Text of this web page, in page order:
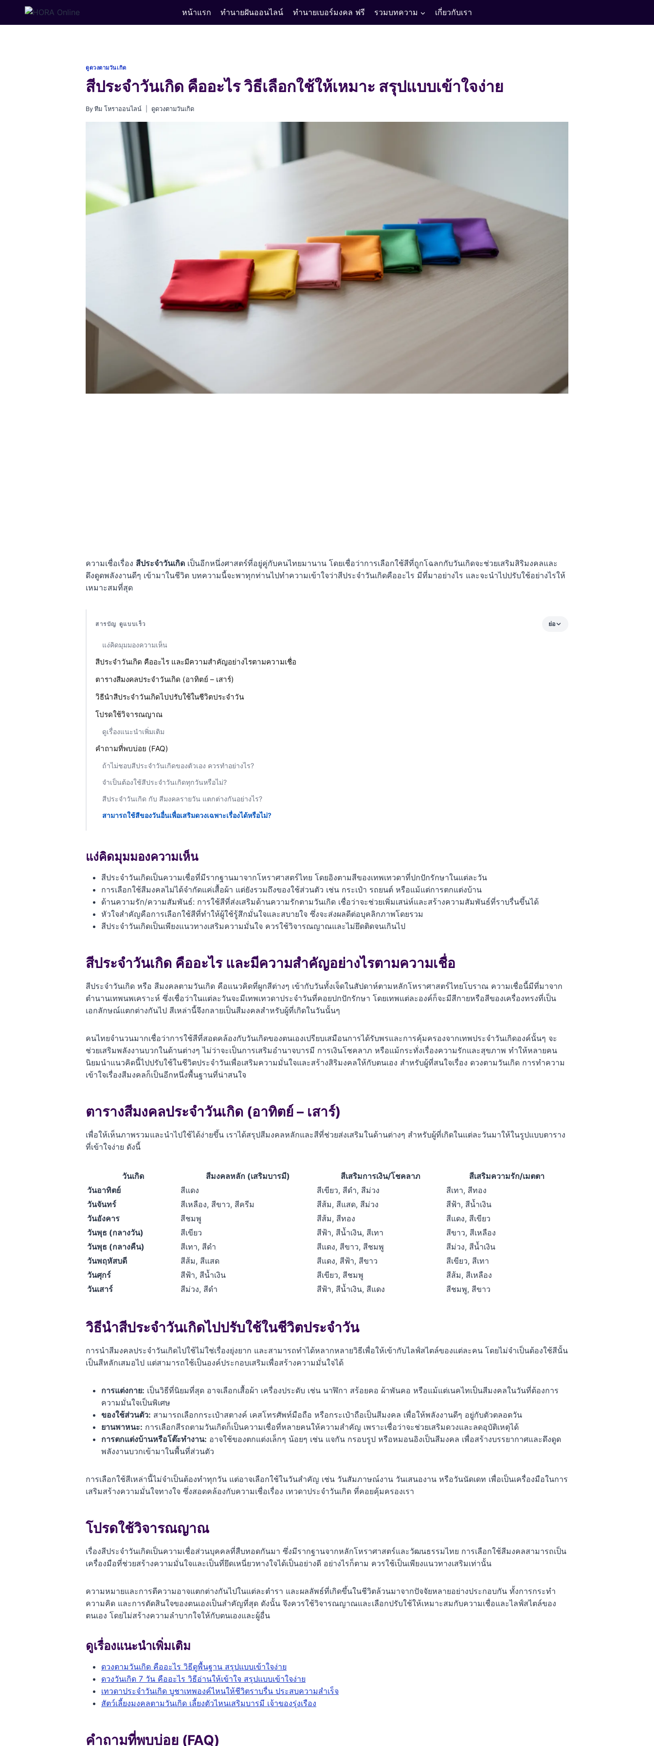
หน้าแรก ทำนายฝันออนไลน์ ทำนายเบอร์มงคล ฟรี รวมบทความ เกี่ยวกับเรา
ดูดวงตามวันเกิด
สีประจำวันเกิด คืออะไร วิธีเลือกใช้ให้เหมาะ สรุปแบบเข้าใจง่าย
By ทีม โหราออนไลน์ ดูดวงตามวันเกิด
ความเชื่อเรื่อง สีประจำวันเกิด เป็นอีกหนึ่งศาสตร์ที่อยู่คู่กับคนไทยมานาน โดยเชื่อว่าการเลือกใช้สีที่ถูกโฉลกกับวันเกิดจะช่วยเสริมสิริมงคลและ
ดึงดูดพลังงานดีๆ เข้ามาในชีวิต บทความนี้จะพาทุกท่านไปทำความเข้าใจว่าสีประจำวันเกิดคืออะไร มีที่มาอย่างไร และจะนำไปปรับใช้อย่างไรให้
เหมาะสมที่สุด
สารบัญ ดูแบบเร็ว ย่อ
แง่คิดมุมมองความเห็น
สีประจำวันเกิด คืออะไร และมีความสำคัญอย่างไรตามความเชื่อ
ตารางสีมงคลประจำวันเกิด (อาทิตย์ – เสาร์)
วิธีนำสีประจำวันเกิดไปปรับใช้ในชีวิตประจำวัน
โปรดใช้วิจารณญาณ
ดูเรื่องแนะนำเพิ่มเติม
คำถามที่พบบ่อย (FAQ)
ถ้าไม่ชอบสีประจำวันเกิดของตัวเอง ควรทำอย่างไร?
จำเป็นต้องใช้สีประจำวันเกิดทุกวันหรือไม่?
สีประจำวันเกิด กับ สีมงคลรายวัน แตกต่างกันอย่างไร?
สามารถใช้สีของวันอื่นเพื่อเสริมดวงเฉพาะเรื่องได้หรือไม่?
แง่คิดมุมมองความเห็น
สีประจำวันเกิดเป็นความเชื่อที่มีรากฐานมาจากโหราศาสตร์ไทย โดยอิงตามสีของเทพเทวดาที่ปกปักรักษาในแต่ละวัน
การเลือกใช้สีมงคลไม่ได้จำกัดแค่เสื้อผ้า แต่ยังรวมถึงของใช้ส่วนตัว เช่น กระเป๋า รถยนต์ หรือแม้แต่การตกแต่งบ้าน
ด้านความรัก/ความสัมพันธ์: การใช้สีที่ส่งเสริมด้านความรักตามวันเกิด เชื่อว่าจะช่วยเพิ่มเสน่ห์และสร้างความสัมพันธ์ที่ราบรื่นขึ้นได้
หัวใจสำคัญคือการเลือกใช้สีที่ทำให้ผู้ใช้รู้สึกมั่นใจและสบายใจ ซึ่งจะส่งผลดีต่อบุคลิกภาพโดยรวม
สีประจำวันเกิดเป็นเพียงแนวทางเสริมความมั่นใจ ควรใช้วิจารณญาณและไม่ยึดติดจนเกินไป
สีประจำวันเกิด คืออะไร และมีความสำคัญอย่างไรตามความเชื่อ
สีประจำวันเกิด หรือ สีมงคลตามวันเกิด คือแนวคิดที่ผูกสีต่างๆ เข้ากับวันทั้งเจ็ดในสัปดาห์ตามหลักโหราศาสตร์ไทยโบราณ ความเชื่อนี้มีที่มาจาก
ตำนานเทพนพเคราะห์ ซึ่งเชื่อว่าในแต่ละวันจะมีเทพเทวดาประจำวันที่คอยปกปักรักษา โดยเทพแต่ละองค์ก็จะมีสีกายหรือสีของเครื่องทรงที่เป็น
เอกลักษณ์แตกต่างกันไป สีเหล่านี้จึงกลายเป็นสีมงคลสำหรับผู้ที่เกิดในวันนั้นๆ
คนไทยจำนวนมากเชื่อว่าการใช้สีที่สอดคล้องกับวันเกิดของตนเองเปรียบเสมือนการได้รับพรและการคุ้มครองจากเทพประจำวันเกิดองค์นั้นๆ จะ
ช่วยเสริมพลังงานบวกในด้านต่างๆ ไม่ว่าจะเป็นการเสริมอำนาจบารมี การเงินโชคลาภ หรือแม้กระทั่งเรื่องความรักและสุขภาพ ทำให้หลายคน
นิยมนำแนวคิดนี้ไปปรับใช้ในชีวิตประจำวันเพื่อเสริมความมั่นใจและสร้างสิริมงคลให้กับตนเอง สำหรับผู้ที่สนใจเรื่อง ดวงตามวันเกิด การทำความ
เข้าใจเรื่องสีมงคลก็เป็นอีกหนึ่งพื้นฐานที่น่าสนใจ
ตารางสีมงคลประจำวันเกิด (อาทิตย์ – เสาร์)
เพื่อให้เห็นภาพรวมและนำไปใช้ได้ง่ายขึ้น เราได้สรุปสีมงคลหลักและสีที่ช่วยส่งเสริมในด้านต่างๆ สำหรับผู้ที่เกิดในแต่ละวันมาให้ในรูปแบบตาราง
ที่เข้าใจง่าย ดังนี้
วันเกิด สีมงคลหลัก (เสริมบารมี) สีเสริมการเงิน/โชคลาภ
สีเสริมความรัก/เมตตา
วันอาทิตย์
สีแดง สีเขียว, สีดำ, สีม่วง
สีเทา, สีทอง
วันจันทร์
สีเหลือง, สีขาว, สีครีม สีส้ม, สีแสด, สีม่วง
สีฟ้า, สีน้ำเงิน
วันอังคาร
สีชมพู สีส้ม, สีทอง
สีแดง, สีเขียว
วันพุธ (กลางวัน)
สีเขียว สีฟ้า, สีน้ำเงิน, สีเทา
สีขาว, สีเหลือง
วันพุธ (กลางคืน)
สีเทา, สีดำ สีแดง, สีขาว, สีชมพู
สีม่วง, สีน้ำเงิน
วันพฤหัสบดี
สีส้ม, สีแสด สีแดง, สีฟ้า, สีขาว
สีเขียว, สีเทา
วันศุกร์
สีฟ้า, สีน้ำเงิน สีเขียว, สีชมพู
สีส้ม, สีเหลือง
วันเสาร์
สีม่วง, สีดำ สีฟ้า, สีน้ำเงิน, สีแดง สีชมพู, สีขาว
วิธีนำสีประจำวันเกิดไปปรับใช้ในชีวิตประจำวัน
การนำสีมงคลประจำวันเกิดไปใช้ไม่ใช่เรื่องยุ่งยาก และสามารถทำได้หลากหลายวิธีเพื่อให้เข้ากับไลฟ์สไตล์ของแต่ละคน โดยไม่จำเป็นต้องใช้สีนั้น
เป็นสีหลักเสมอไป แต่สามารถใช้เป็นองค์ประกอบเสริมเพื่อสร้างความมั่นใจได้
การแต่งกาย: เป็นวิธีที่นิยมที่สุด อาจเลือกเสื้อผ้า เครื่องประดับ เช่น นาฬิกา สร้อยคอ ผ้าพันคอ หรือแม้แต่เนคไทเป็นสีมงคลในวันที่ต้องการ
ความมั่นใจเป็นพิเศษ
ของใช้ส่วนตัว: สามารถเลือกกระเป๋าสตางค์ เคสโทรศัพท์มือถือ หรือกระเป๋าถือเป็นสีมงคล เพื่อให้พลังงานดีๆ อยู่กับตัวตลอดวัน
ยานพาหนะ: การเลือกสีรถตามวันเกิดก็เป็นความเชื่อที่หลายคนให้ความสำคัญ เพราะเชื่อว่าจะช่วยเสริมดวงและลดอุบัติเหตุได้
การตกแต่งบ้านหรือโต๊ะทำงาน: อาจใช้ของตกแต่งเล็กๆ น้อยๆ เช่น แจกัน กรอบรูป หรือหมอนอิงเป็นสีมงคล เพื่อสร้างบรรยากาศและดึงดูด
พลังงานบวกเข้ามาในพื้นที่ส่วนตัว
การเลือกใช้สีเหล่านี้ไม่จำเป็นต้องทำทุกวัน แต่อาจเลือกใช้ในวันสำคัญ เช่น วันสัมภาษณ์งาน วันเสนองาน หรือวันนัดเดท เพื่อเป็นเครื่องมือในการ
เสริมสร้างความมั่นใจทางใจ ซึ่งสอดคล้องกับความเชื่อเรื่อง เทวดาประจำวันเกิด ที่คอยคุ้มครองเรา
โปรดใช้วิจารณญาณ
เรื่องสีประจำวันเกิดเป็นความเชื่อส่วนบุคคลที่สืบทอดกันมา ซึ่งมีรากฐานจากหลักโหราศาสตร์และวัฒนธรรมไทย การเลือกใช้สีมงคลสามารถเป็น
เครื่องมือที่ช่วยสร้างความมั่นใจและเป็นที่ยึดเหนี่ยวทางใจได้เป็นอย่างดี อย่างไรก็ตาม ควรใช้เป็นเพียงแนวทางเสริมเท่านั้น
ความหมายและการตีความอาจแตกต่างกันไปในแต่ละตำรา และผลลัพธ์ที่เกิดขึ้นในชีวิตล้วนมาจากปัจจัยหลายอย่างประกอบกัน ทั้งการกระทำ
ความคิด และการตัดสินใจของตนเองเป็นสำคัญที่สุด ดังนั้น จึงควรใช้วิจารณญาณและเลือกปรับใช้ให้เหมาะสมกับความเชื่อและไลฟ์สไตล์ของ
ตนเอง โดยไม่สร้างความลำบากใจให้กับตนเองและผู้อื่น
ดูเรื่องแนะนำเพิ่มเติม
ดวงตามวันเกิด คืออะไร วิธีดูพื้นฐาน สรุปแบบเข้าใจง่าย
ดวงวันเกิด 7 วัน คืออะไร วิธีอ่านให้เข้าใจ สรุปแบบเข้าใจง่าย
เทวดาประจำวันเกิด บูชาเทพองค์ไหนให้ชีวิตราบรื่น ประสบความสำเร็จ
สัตว์เลี้ยงมงคลตามวันเกิด เลี้ยงตัวไหนเสริมบารมี เจ้าของรุ่งเรือง
คำถามที่พบบ่อย (FAQ)